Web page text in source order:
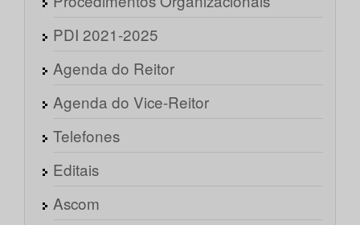
PDI 2021-2025
Agenda do Reitor
Agenda do Vice-Reitor
Telefones
Editais
Ascom